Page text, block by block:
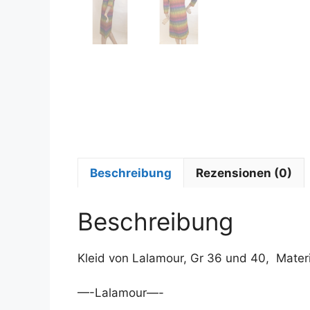
Beschreibung Rezensionen (0)
Beschreibung
Kleid von Lalamour, Gr 36 und 40,
—-Lalamour—-